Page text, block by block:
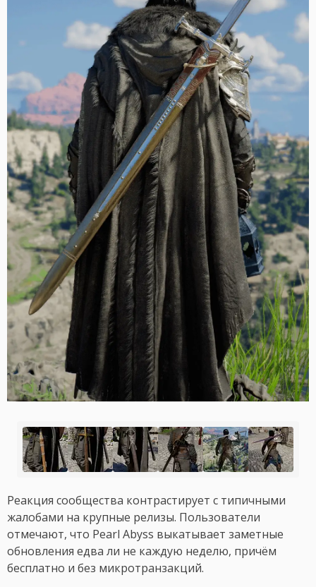
Реакция сообщества контрастирует с типичными
жалобами на крупные релизы. Пользователи
отмечают, что Pearl Abyss выкатывает заметные
обновления едва ли не каждую неделю, причём
бесплатно и без микротранзакций.